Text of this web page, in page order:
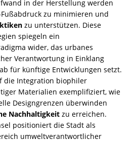
in der Herstellung werden
zu minimieren und
zu unterstützen. Diese
spiegeln ein
wider, das urbanes
Verantwortung in Einklang
für künftige Entwicklungen setzt.
die Integration biophiler
Materialien exemplifiziert, wie
Designgrenzen überwinden
Nachhaltigkeit zu erreichen.
positioniert die Stadt als
umweltverantwortlicher